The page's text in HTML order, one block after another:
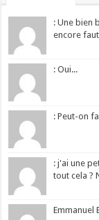
: Une bien
encore
: Oui...
: Peut-on
: j'ai une
tout cela ?
Emmanuel